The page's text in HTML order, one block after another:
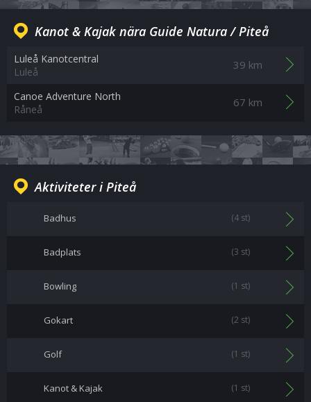
Kanot & Kajak nära Guide Natura / Piteå
Luleå Kanotcentral
Luleå
39 km
Canoe Adventure North
Råneå
67 km
Aktiviteter i Piteå
Badhus (4 st)
Badplats (3 st)
Bowling (1 st)
Gokart (2 st)
Golf (1 st)
Kanot & Kajak (1 st)